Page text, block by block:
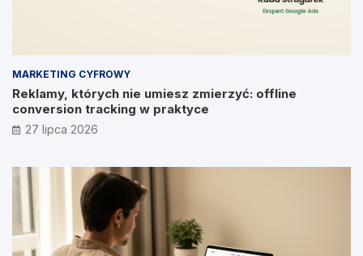
MARKETING CYFROWY
Reklamy, których nie umiesz zmierzyć: offline
conversion tracking w praktyce
27 lipca 2026